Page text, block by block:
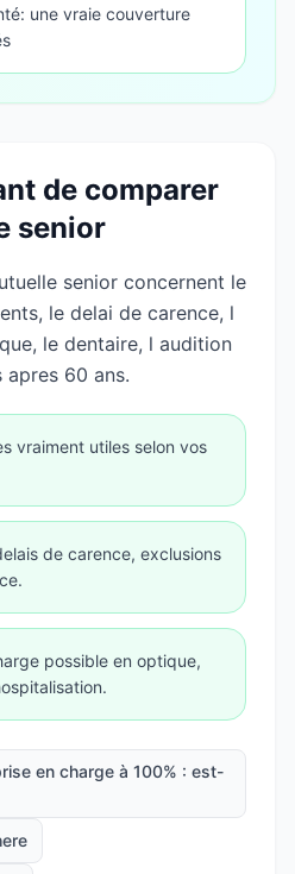
une vraie couverture
de comparer
senior
senior concernent le
le delai de carence, l
le dentaire, l audition
60 ans.
vraiment utiles selon vos
de carence, exclusions
possible en optique,
en charge à 100% : est-